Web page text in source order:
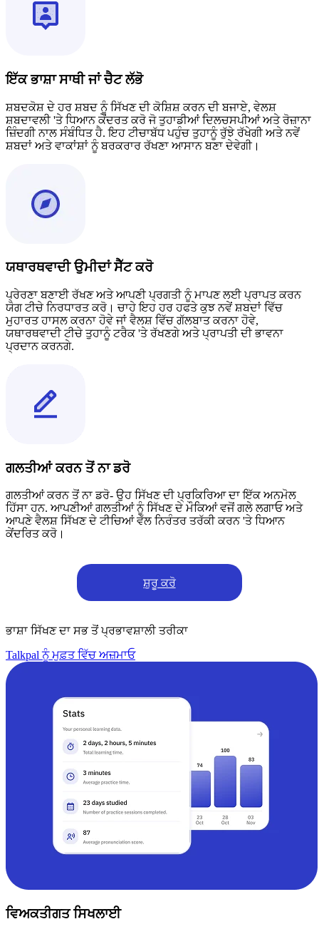
ਇੱਕ ਭਾਸ਼ਾ ਸਾਥੀ ਜਾਂ ਚੈਟ ਲੱਭੋ
ਸ਼ਬਦਕੋਸ਼ ਦੇ ਹਰ ਸ਼ਬਦ ਨੂੰ ਸਿੱਖਣ ਦੀ ਕੋਸ਼ਿਸ਼ ਕਰਨ ਦੀ ਬਜਾਏ, ਵੇਲਸ਼
ਸ਼ਬਦਾਵਲੀ 'ਤੇ ਧਿਆਨ ਕੇਂਦਰਤ ਕਰੋ ਜੋ ਤੁਹਾਡੀਆਂ ਦਿਲਚਸਪੀਆਂ ਅਤੇ ਰੋਜ਼ਾਨਾ
ਜ਼ਿੰਦਗੀ ਨਾਲ ਸੰਬੰਧਿਤ ਹੈ. ਇਹ ਟੀਚਾਬੱਧ ਪਹੁੰਚ ਤੁਹਾਨੂੰ ਰੁੱਝੇ ਰੱਖੇਗੀ ਅਤੇ ਨਵੇਂ
ਸ਼ਬਦਾਂ ਅਤੇ ਵਾਕਾਂਸ਼ਾਂ ਨੂੰ ਬਰਕਰਾਰ ਰੱਖਣਾ ਆਸਾਨ ਬਣਾ ਦੇਵੇਗੀ।
ਯਥਾਰਥਵਾਦੀ ਉਮੀਦਾਂ ਸੈੱਟ ਕਰੋ
ਪ੍ਰੇਰਣਾ ਬਣਾਈ ਰੱਖਣ ਅਤੇ ਆਪਣੀ ਪ੍ਰਗਤੀ ਨੂੰ ਮਾਪਣ ਲਈ ਪ੍ਰਾਪਤ ਕਰਨ
ਯੋਗ ਟੀਚੇ ਨਿਰਧਾਰਤ ਕਰੋ। ਚਾਹੇ ਇਹ ਹਰ ਹਫਤੇ ਕੁਝ ਨਵੇਂ ਸ਼ਬਦਾਂ ਵਿੱਚ
ਮੁਹਾਰਤ ਹਾਸਲ ਕਰਨਾ ਹੋਵੇ ਜਾਂ ਵੈਲਸ਼ ਵਿੱਚ ਗੱਲਬਾਤ ਕਰਨਾ ਹੋਵੇ,
ਯਥਾਰਥਵਾਦੀ ਟੀਚੇ ਤੁਹਾਨੂੰ ਟਰੈਕ 'ਤੇ ਰੱਖਣਗੇ ਅਤੇ ਪ੍ਰਾਪਤੀ ਦੀ ਭਾਵਨਾ
ਪ੍ਰਦਾਨ ਕਰਨਗੇ.
ਗਲਤੀਆਂ ਕਰਨ ਤੋਂ ਨਾ ਡਰੋ
ਗਲਤੀਆਂ ਕਰਨ ਤੋਂ ਨਾ ਡਰੋ- ਉਹ ਸਿੱਖਣ ਦੀ ਪ੍ਰਕਿਰਿਆ ਦਾ ਇੱਕ ਅਨਮੋਲ
ਹਿੱਸਾ ਹਨ. ਆਪਣੀਆਂ ਗਲਤੀਆਂ ਨੂੰ ਸਿੱਖਣ ਦੇ ਮੌਕਿਆਂ ਵਜੋਂ ਗਲੇ ਲਗਾਓ ਅਤੇ
ਆਪਣੇ ਵੈਲਸ਼ ਸਿੱਖਣ ਦੇ ਟੀਚਿਆਂ ਵੱਲ ਨਿਰੰਤਰ ਤਰੱਕੀ ਕਰਨ 'ਤੇ ਧਿਆਨ
ਕੇਂਦਰਿਤ ਕਰੋ।
ਸ਼ੁਰੂ ਕਰੋ
ਭਾਸ਼ਾ ਸਿੱਖਣ ਦਾ ਸਭ ਤੋਂ ਪ੍ਰਭਾਵਸ਼ਾਲੀ ਤਰੀਕਾ
Talkpal ਨੂੰ ਮੁਫ਼ਤ ਵਿੱਚ ਅਜ਼ਮਾਓ
ਵਿਅਕਤੀਗਤ ਸਿਖਲਾਈ